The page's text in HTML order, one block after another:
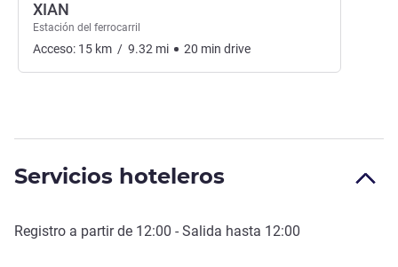
XIAN
Estación del ferrocarril
Acceso: 15 km / 9.32 mi 20 min drive
Servicios hoteleros
Registro a partir de 12:00 - Salida hasta 12:00